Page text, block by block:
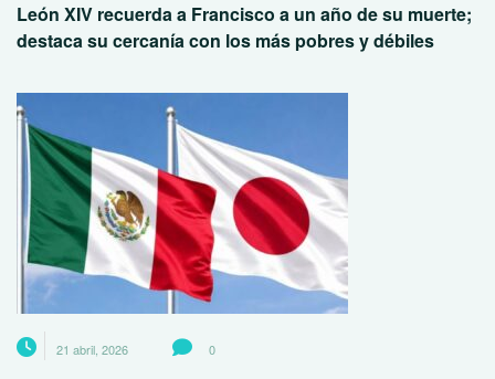
León XIV recuerda a Francisco a un año de su muerte;
destaca su cercanía con los más pobres y débiles
21 abril, 2026 0